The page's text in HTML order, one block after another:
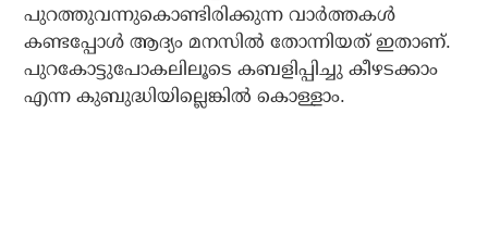
പുറത്തുവന്നുകൊണ്ടിരിക്കുന്ന വാര്‍ത്തകള്‍
കണ്ടപ്പോള്‍ ആദ്യം മനസില്‍ തോന്നിയത് ഇതാണ്.
പുറകോട്ടുപോകലിലൂടെ കബളിപ്പിച്ചു കീഴടക്കാം
എന്ന കുബുദ്ധിയില്ലെങ്കില്‍ കൊള്ളാം.